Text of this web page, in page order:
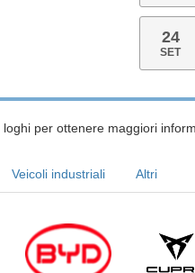
24
SET
per ottenere maggiori
Veicoli industriali Altri